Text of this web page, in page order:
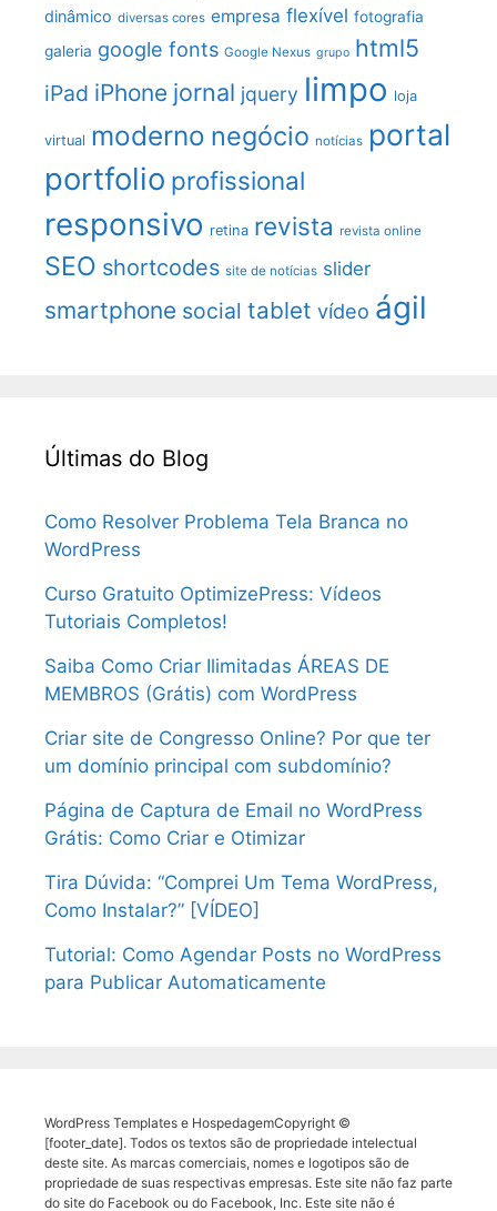
dinâmico diversas cores empresa flexível fotografia
galeria google fonts Google Nexus grupo html5
iPad iPhone jornal jquery limpo loja
virtual moderno negócio notícias portal
portfolio profissional
responsivo retina revista revista online
SEO shortcodes site de notícias slider
smartphone social tablet vídeo ágil
Últimas do Blog
Como Resolver Problema Tela Branca no
WordPress
Curso Gratuito OptimizePress: Vídeos
Tutoriais Completos!
Saiba Como Criar Ilimitadas ÁREAS DE
MEMBROS (Grátis) com WordPress
Criar site de Congresso Online? Por que ter
um domínio principal com subdomínio?
Página de Captura de Email no WordPress
Grátis: Como Criar e Otimizar
Tira Dúvida: “Comprei Um Tema WordPress,
Como Instalar?” [VÍDEO]
Tutorial: Como Agendar Posts no WordPress
para Publicar Automaticamente
WordPress Templates e HospedagemCopyright ©
[footer_date]. Todos os textos são de propriedade intelectual
deste site. As marcas comerciais, nomes e logotipos são de
propriedade de suas respectivas empresas. Este site não faz parte
do site do Facebook ou do Facebook, Inc. Este site não é